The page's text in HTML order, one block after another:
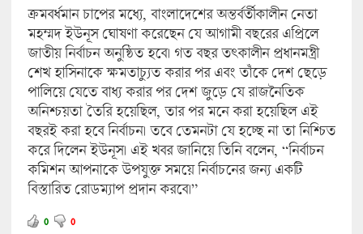
ক্রমবর্ধমান চাপের মধ্যে, বাংলাদেশের অন্তর্বর্তীকালীন নেতা
মহম্মদ ইউনূস ঘোষণা করেছেন যে আগামী বছরের এপ্রিলে
জাতীয় নির্বাচন অনুষ্ঠিত হবে। গত বছর তৎকালীন প্রধানমন্ত্রী
শেখ হাসিনাকে ক্ষমতাচ্যুত করার পর এবং তাঁকে দেশ ছেড়ে
পালিয়ে যেতে বাধ্য করার পর দেশ জুড়ে যে রাজনৈতিক
অনিশ্চয়তা তৈরি হয়েছিল, তার পর মনে করা হয়েছিল এই
বছরই করা হবে নির্বাচন। তবে তেমনটা যে হচ্ছে না তা নিশ্চিত
করে দিলেন ইউনূস। এই খবর জানিয়ে তিনি বলেন, “নির্বাচন
কমিশন আপনাকে উপযুক্ত সময়ে নির্বাচনের জন্য একটি
বিস্তারিত রোডম্যাপ প্রদান করবে।”
0 0